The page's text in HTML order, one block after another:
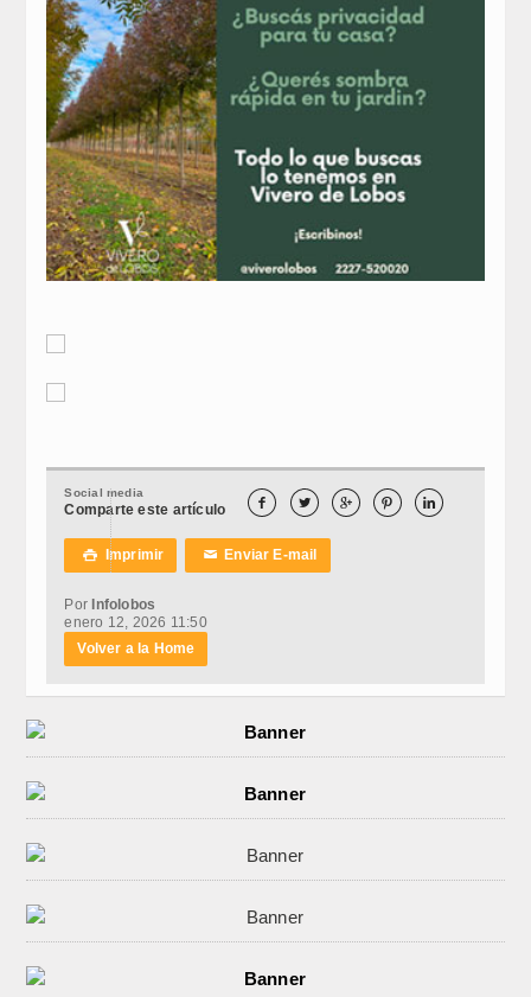
Social media
Comparte este artículo     
 Imprimir ✉Enviar E-mail
PorInfolobos
enero 12, 2026 11:50
Volver a la Home